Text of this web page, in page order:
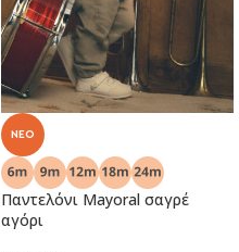
NEO
Παντελόνι Mayoral σαγρέ
αγόρι